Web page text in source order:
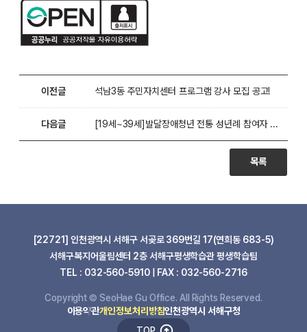
이전글 석남3동 주민자치센터 프로그램 강사 모집 공고!
다음글 [19세~39세]발달장애청년 전통 성년례 참여자 모집
목록
[22721] 인천광역시 서해구 서곶로 369번길 17(연희동 683-5)
서해구복지어울림센터 2층 서해구평생학습관 평생학습팀
TEL : 032-560-5910 | FAX : 032-560-2716
Copyright © SeoHae Gu Office. All Rights Reserved.
이용약관개인정보처리방침인천광역시 서해구청